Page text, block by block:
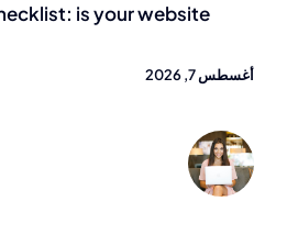
is your website
أغسطس 7, 2026